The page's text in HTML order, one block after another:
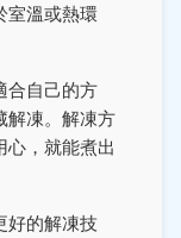
室溫或熱環
合自己的方
解凍。解凍方
心，就能煮出
好的解凍技